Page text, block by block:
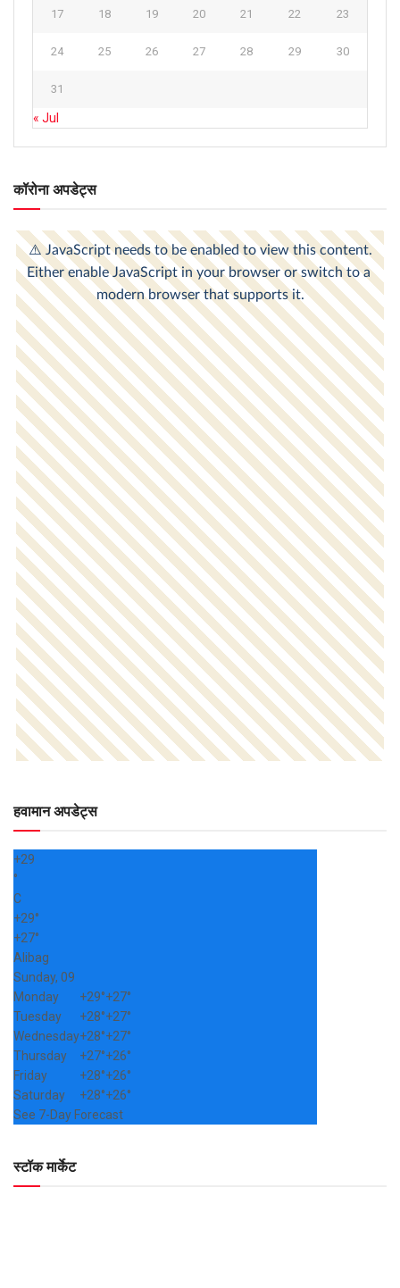
17 18 19 20 21 22 23
24 25 26 27 28 29 30
31
« Jul
कॉरोना अपडेट्स
हवामान अपडेट्स
+29
°
C
+29°
+27°
Alibag
Sunday, 09
Monday
+29°+27°
Tuesday
+28°+27°
Wednesday+28°+27°
Thursday
+27°+26°
Friday
+28°+26°
Saturday
+28°+26°
See 7-Day Forecast
स्टॉक मार्केट